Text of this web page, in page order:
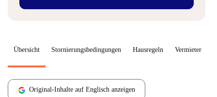
Übersicht Stornierungsbedingungen Hausregeln Vermieter
Original-Inhalte auf Englisch anzeigen